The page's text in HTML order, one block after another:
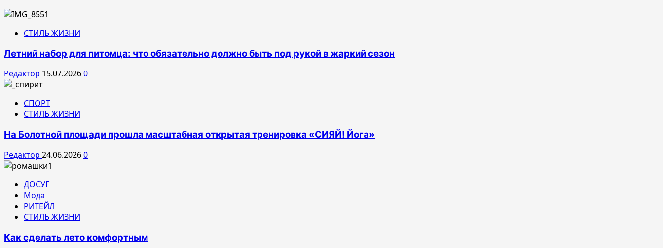
СТИЛЬ ЖИЗНИ
Летний набор для питомца: что обязательно должно быть под рукой в жаркий сезон
Редактор 15.07.20260
СПОРТ
СТИЛЬ ЖИЗНИ
На Болотной площади прошла масштабная открытая тренировка «СИЯЙ! Йога»
Редактор 24.06.20260
ДОСУГ
Мода
РИТЕЙЛ
СТИЛЬ ЖИЗНИ
Как сделать лето комфортным